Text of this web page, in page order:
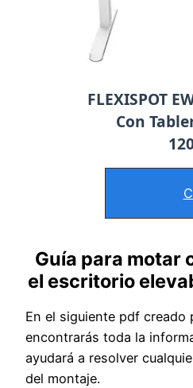
FLEXISPOT
Con
Guía para motar
el escritorio
En el siguiente pdf creado
encontrarás toda la
ayudará a resolver
del montaje.